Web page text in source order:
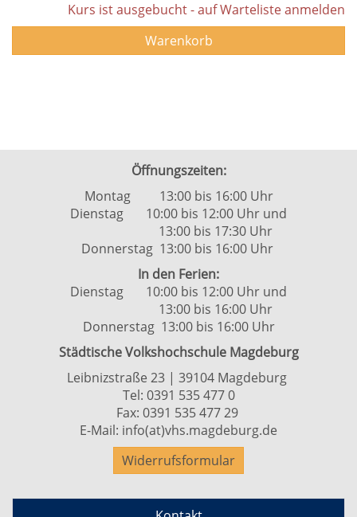
Kurs ist ausgebucht - auf Warteliste anmelden
Warenkorb
Öffnungszeiten:
Montag 13:00 bis 16:00 Uhr
Dienstag 10:00 bis 12:00 Uhr und
13:00 bis 17:30 Uhr
Donnerstag 13:00 bis 16:00 Uhr
In den Ferien:
Dienstag 10:00 bis 12:00 Uhr und
13:00 bis 16:00 Uhr
Donnerstag 13:00 bis 16:00 Uhr
Städtische Volkshochschule Magdeburg
Leibnizstraße 23 | 39104 Magdeburg
Tel: 0391 535 477 0
Fax: 0391 535 477 29
E-Mail: info(at)vhs.magdeburg.de
Widerrufsformular